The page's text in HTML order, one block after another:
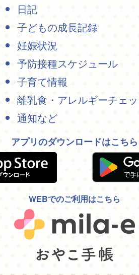
日記
子どもの成長記録
妊娠状況
予防接種スケジュール
子育て情報
離乳食・アレルギーチェ
通知など
アプリのダウンロードはこちら
WEBでのご利用はこちら